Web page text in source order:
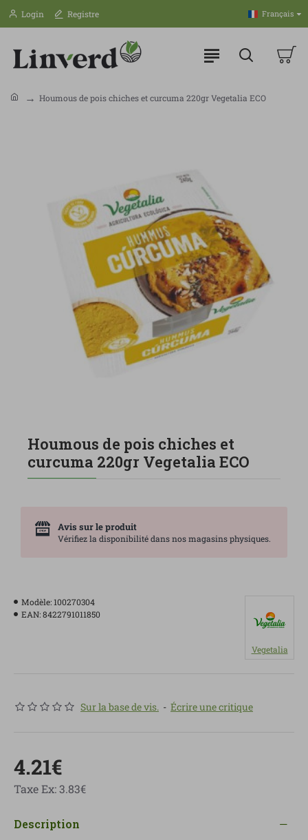
Login Registre Français
Houmous de pois chiches et curcuma 220gr Vegetalia ECO
Houmous de pois chiches et
curcuma 220gr Vegetalia ECO
Avis sur le produit
Vérifiez la disponibilité dans nos magasins physiques.
Modèle:100270304
EAN:8422791011850
Vegetalia
Sur la base de vis. - Écrire une critique
4.21€
Taxe Ex: 3.83€
Description